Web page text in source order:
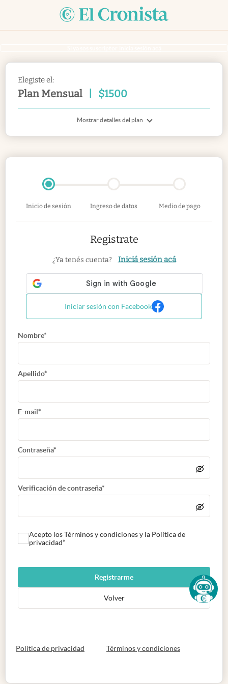
Elegiste el:
Plan Mensual $1500
Mostrar detalles del plan
Inicio de sesión Ingreso de datos Medio de pago
Registrate
¿Ya tenés cuenta? Iniciá sesión acá
Iniciar sesión con Facebook
Nombre*
Apellido*
E-mail*
Contraseña*
Verificación de contraseña*
Acepto los Términos y condiciones y la Política de
privacidad*
Registrarme
Volver
Política de privacidad abre en nueva pestaña
Términos y condicionesabre en nueva